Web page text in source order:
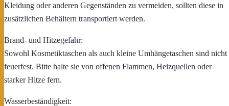
Kleidung oder anderen Gegenständen zu vermeiden, sollten diese in
zusätzlichen Behältern transportiert werden.
Brand- und Hitzegefahr:
Sowohl Kosmetiktaschen als auch kleine Umhängetaschen sind nicht
feuerfest. Bitte halte sie von offenen Flammen, Heizquellen oder
starker Hitze fern.
Wasserbeständigkeit: